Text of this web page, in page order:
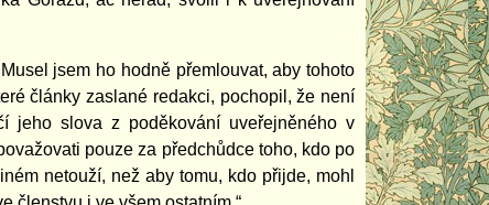
jsem ho hodně přemlouvat, aby tohoto
články zaslané redakci, pochopil, že není
jeho slova z poděkování uveřejněného v
pouze za předchůdce toho, kdo po
netouží, než aby tomu, kdo přijde, mohl